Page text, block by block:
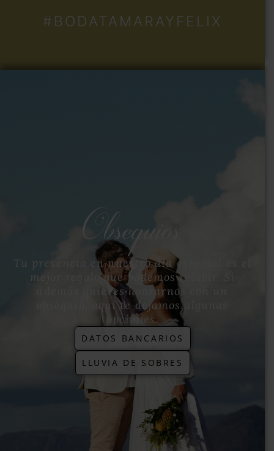
#BODATAMARAYFELIX
Obsequios
Tu presencia en nuestro día especial es el
mejor regalo que podemos recibir. Si
además quieres honrarnos con un
obsequio, aquí te dejamos algunas
opciones.
DATOS BANCARIOS
LLUVIA DE SOBRES